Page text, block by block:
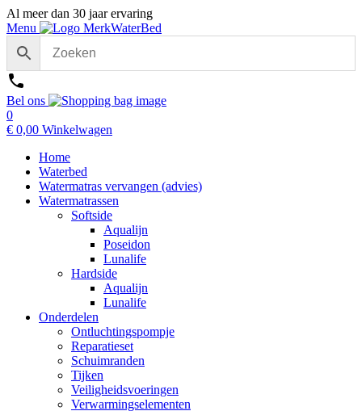
Al meer dan 30 jaar ervaring
Menu
Bel ons
0
€ 0,00 Winkelwagen
Home
Waterbed
Watermatras vervangen (advies)
Watermatrassen
Softside
Aqualijn
Poseidon
Lunalife
Hardside
Aqualijn
Lunalife
Onderdelen
Ontluchtingspompje
Reparatieset
Schuimranden
Tijken
Veiligheidsvoeringen
Verwarmingselementen